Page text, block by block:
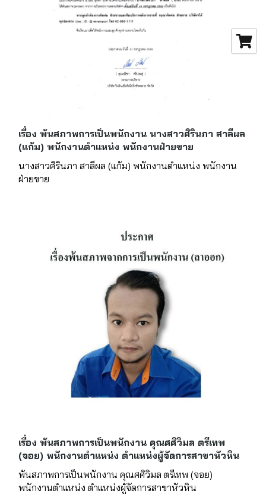
เรื่อง พ้นสภาพการเป็นพนักงาน นางสาวศิรินภา สาลีผล
(แก้ม) พนักงานตำแหน่ง พนักงานฝ่ายขาย
นางสาวศิรินภา สาลีผล (แก้ม) พนักงานตำแหน่ง พนักงาน
ฝ่ายขาย
เรื่อง พ้นสภาพการเป็นพนักงาน คุณศศิวิมล ตรีเทพ
(จอย) พนักงานตำแหน่ง ตำแหน่งผู้จัดการสาขาหัวหิน
พ้นสภาพการเป็นพนักงาน คุณศศิวิมล ตรีเทพ (จอย)
พนักงานตำแหน่ง ตำแหน่งผู้จัดการสาขาหัวหิน